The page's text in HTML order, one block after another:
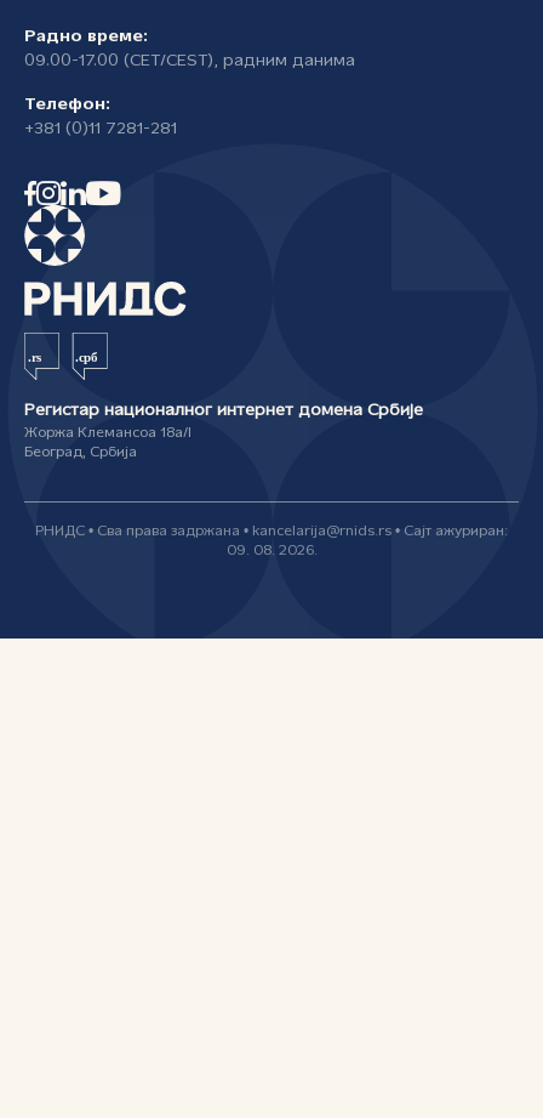
Радно време:
09.00-17.00 (CET/CEST), радним данима
Телефон:
+381 (0)11 7281-281
Регистар националног интернет домена Србије
Жоржа Клемансоа 18а/I
Београд, Србија
РНИДС • Сва права задржана • kancelarija@rnids.rs • Сајт ажуриран:
09. 08. 2026.